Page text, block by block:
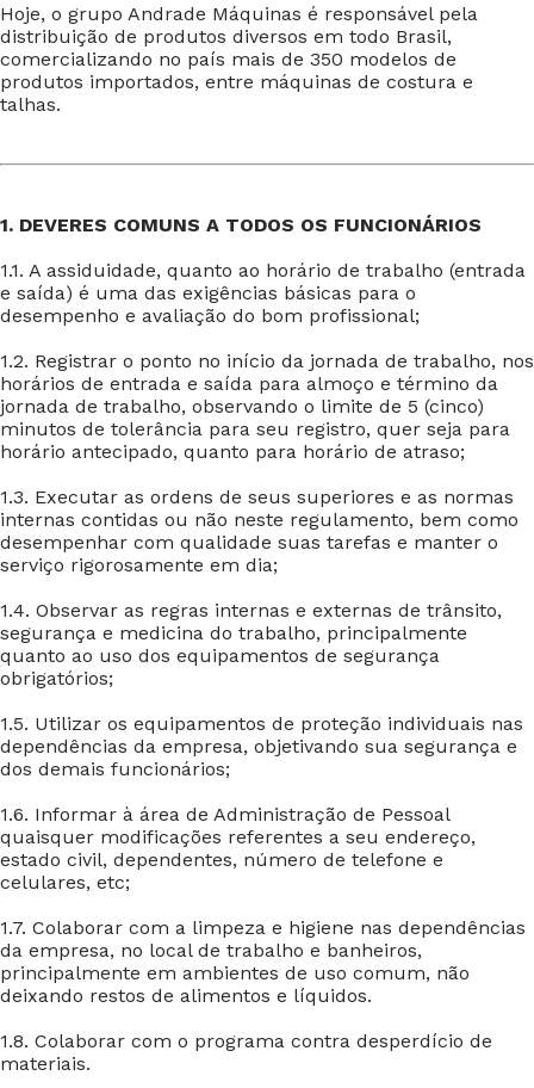
Hoje, o grupo Andrade Máquinas é responsável pela
distribuição de produtos diversos em todo Brasil,
comercializando no país mais de 350 modelos de
produtos importados, entre máquinas de costura e
talhas.
1. DEVERES COMUNS A TODOS OS FUNCIONÁRIOS
1.1. A assiduidade, quanto ao horário de trabalho (entrada
e saída) é uma das exigências básicas para o
desempenho e avaliação do bom profissional;
1.2. Registrar o ponto no início da jornada de trabalho, nos
horários de entrada e saída para almoço e término da
jornada de trabalho, observando o limite de 5 (cinco)
minutos de tolerância para seu registro, quer seja para
horário antecipado, quanto para horário de atraso;
1.3. Executar as ordens de seus superiores e as normas
internas contidas ou não neste regulamento, bem como
desempenhar com qualidade suas tarefas e manter o
serviço rigorosamente em dia;
1.4. Observar as regras internas e externas de trânsito,
segurança e medicina do trabalho, principalmente
quanto ao uso dos equipamentos de segurança
obrigatórios;
1.5. Utilizar os equipamentos de proteção individuais nas
dependências da empresa, objetivando sua segurança e
dos demais funcionários;
1.6. Informar à área de Administração de Pessoal
quaisquer modificações referentes a seu endereço,
estado civil, dependentes, número de telefone e
celulares, etc;
1.7. Colaborar com a limpeza e higiene nas dependências
da empresa, no local de trabalho e banheiros,
principalmente em ambientes de uso comum, não
deixando restos de alimentos e líquidos.
1.8. Colaborar com o programa contra desperdício de
materiais.